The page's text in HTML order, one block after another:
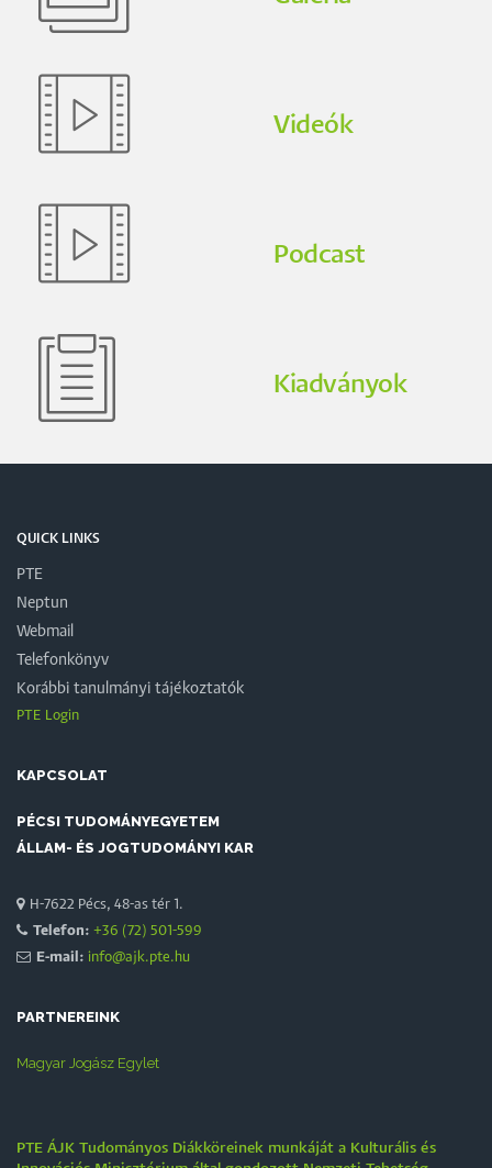
Videók
Podcast
Kiadványok
QUICK LINKS
PTE
Neptun
Webmail
Telefonkönyv
Korábbi tanulmányi tájékoztatók
PTE Login
KAPCSOLAT
PÉCSI TUDOMÁNYEGYETEM
ÁLLAM- ÉS JOGTUDOMÁNYI KAR
H-7622 Pécs, 48-as tér 1.
Telefon: +36 (72) 501-599
E-mail: info@ajk.pte.hu
PARTNEREINK
Magyar Jogász Egylet
PTE ÁJK Tudományos Diákköreinek munkáját a Kulturális és